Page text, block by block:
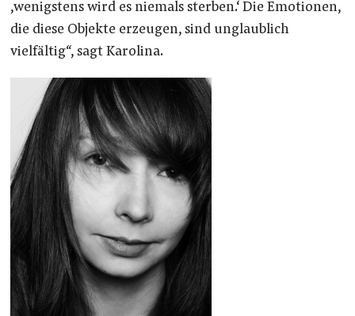
‚wenigstens wird es niemals sterben.‘ Die Emotionen,
die diese Objekte erzeugen, sind unglaublich
vielfältig“, sagt Karolina.